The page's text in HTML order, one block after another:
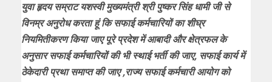
युवा हृदय सम्राट यशस्वी मुख्यमंत्री श्री पुष्कर सिंह धामी जी से
विनम्र अनुरोध करता हूं कि सफाई कर्मचारियों का शीघ्र
नियमितीकरण किया जाए पूरे प्रदेश में आबादी और क्षेत्रफल के
अनुसार सफाई कर्मचारियों की भी स्थाई भर्ती की जाए, सफाई कार्य में
ठेकेदारी प्रथा समाप्त की जाए ,राज्य सफाई कर्मचारी आयोग को